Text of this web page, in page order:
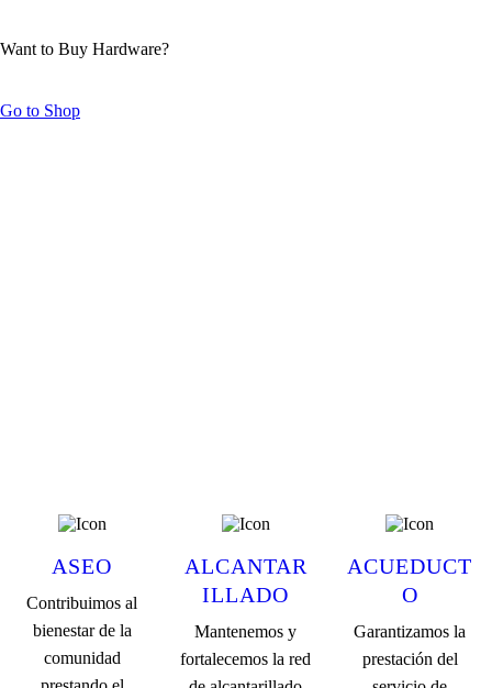
Want to Buy Hardware?
Go to Shop
ASEO
Contribuimos al
bienestar de la
comunidad
ALCANTAR
ILLADO
Mantenemos y
fortalecemos la red
ACUEDUCT
O
Garantizamos la
prestación del